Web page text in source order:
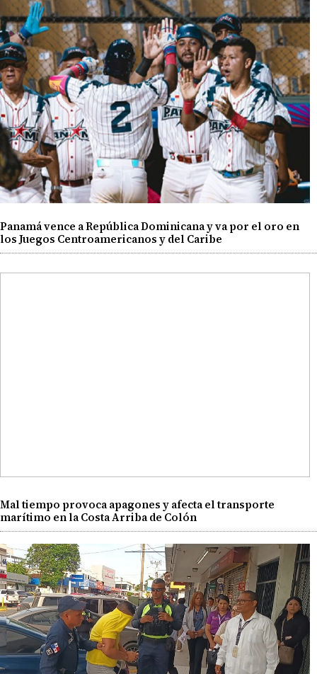
Panamá vence a República Dominicana y va por el oro en
los Juegos Centroamericanos y del Caribe
Mal tiempo provoca apagones y afecta el transporte
marítimo en la Costa Arriba de Colón